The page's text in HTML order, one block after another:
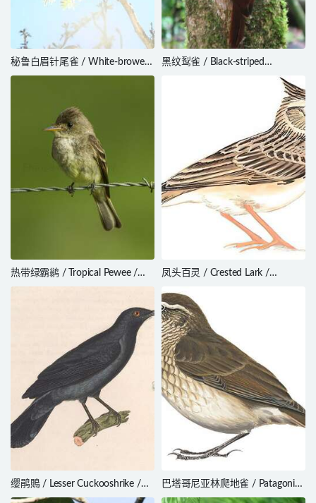
秘鲁白眉针尾雀 / White-browed
Tit-Spinetail / Leptasthenura
黑纹䴕雀 / Black-striped
热带绿霸鹟 / Tropical Pewee /
Contopus cinereus
凤头百灵 / Crested Lark /
缨鹃鵙 / Lesser Cuckooshrike /
Lalage fimbriata
巴塔哥尼亚林爬地雀 / Patagonian
Forest Earthcreeper / Upucerthia